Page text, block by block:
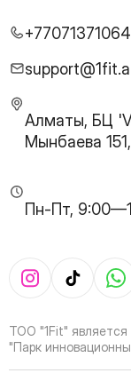
+77071371064
Алматы, БЦ
Мынбаева
Пн-Пт,
ТОО "1Fit" является
"Парк